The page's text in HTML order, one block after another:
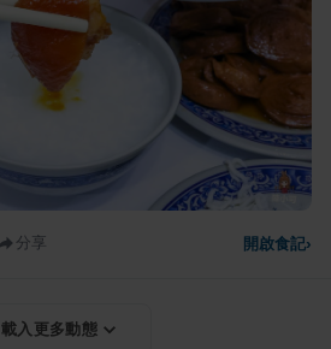
分享 開啟食記›
載入更多動態